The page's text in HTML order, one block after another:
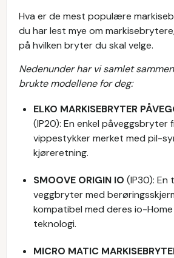
Hva er de mest populære
du har lest mye om
på hvilken bryter du skal velge.
Nedenunder har vi samlet
brukte modellene for deg:
ELKO MARKISEBRYTER
(IP20): En enkel påveggsbryter
vippestykker merket med pil-
kjøreretning.
SMOOVE ORIGIN IO (IP30): En
veggbryter med
kompatibel med deres io-
teknologi.
MICRO MATIC